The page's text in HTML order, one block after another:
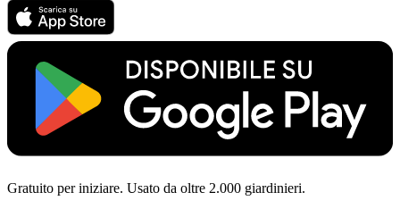
Gratuito per iniziare. Usato da oltre 2.000 giardinieri.